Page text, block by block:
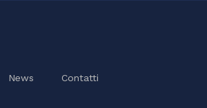
News Contatti